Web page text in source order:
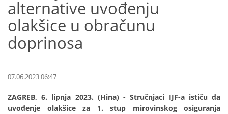
alternative uvođenju
olakšice u obračunu
doprinosa
07.06.2023 06:47
ZAGREB, 6. lipnja 2023. (Hina) - Stručnjaci IJF-a ističu da
uvođenje olakšice za 1. stup mirovinskog osiguranja